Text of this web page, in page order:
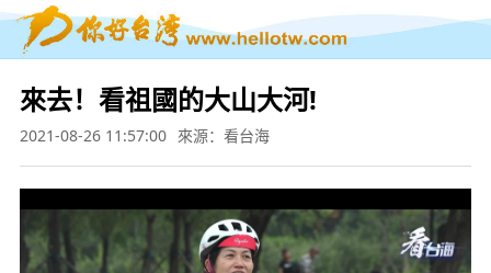
來去！看祖國的大山大河!
2021-08-26 11:57:00 來源：看台海